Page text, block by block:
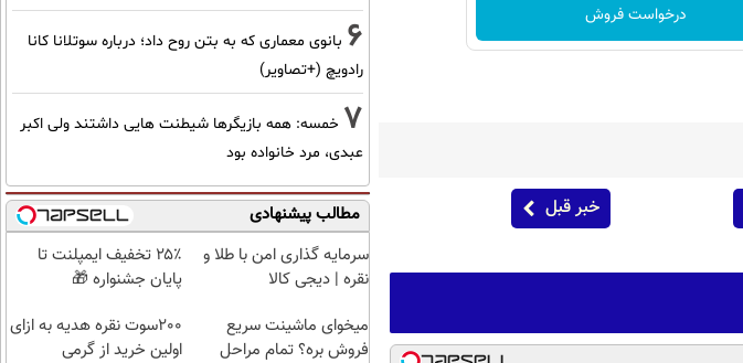
درخواست فروش
خبر قبل
6 بانوی معماری که به بتن روح داد؛ درباره سوتلانا کانا
رادویچ (+تصاویر)
7 خمسه: همه بازیگرها شیطنت هایی داشتند ولی اکبر
عبدی، مرد خانواده بود
مطالب پیشنهادی
سرمایه گذاری امن با طلا و
نقره | دیجی کالا
۲۵٪ تخفیف ایمپلنت تا
پایان جشنواره 🎁
میخوای ماشینت سریع
فروش بره؟ تمام مراحل
200سوت نقره هدیه به ازای
اولین خرید از گرمی